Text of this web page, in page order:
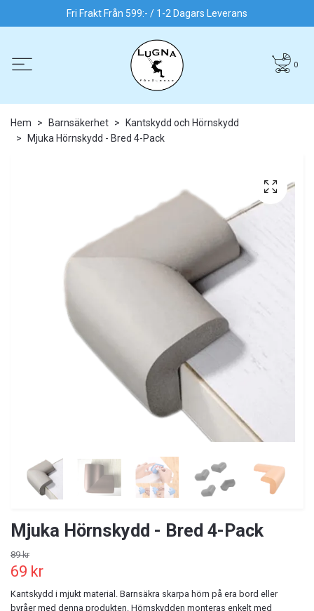
Fri Frakt Från 599:- / 1-2 Dagars Leverans
0
Hem Barnsäkerhet
Kantskydd och Hörnskydd
Mjuka Hörnskydd - Bred 4-Pack
Mjuka Hörnskydd - Bred 4-Pack
89 kr
69 kr
Kantskydd i mjukt material. Barnsäkra skarpa hörn på era bord eller
byråer med denna produkten. Hörnskydden monteras enkelt med